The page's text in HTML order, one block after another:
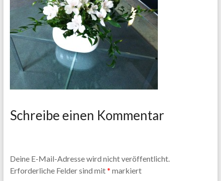
Schreibe einen Kommentar
Deine E-Mail-Adresse wird nicht veröffentlicht.
Erforderliche Felder sind mit* markiert